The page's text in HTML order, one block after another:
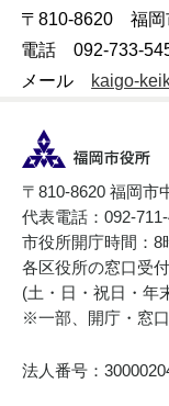
〒810-8620 福岡
電話 092-733-
メール
kaigo-
〒810-8620 福岡市
代表電話：092-
市役所開庁時間：8
各区役所の窓口受
(土・日・祝日・年
※一部、開庁・窓
法人番号：